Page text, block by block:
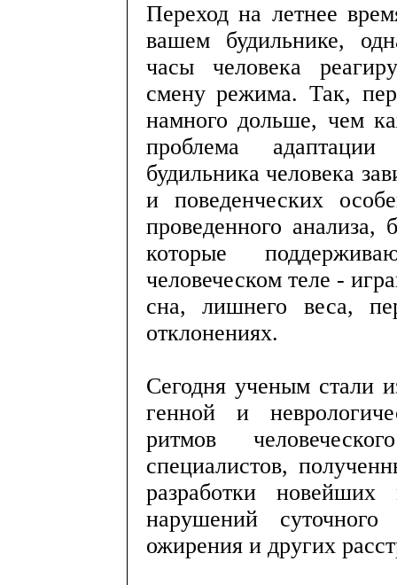
Переход на летнее
вашем будильнике,
часы человека
смену режима. Так,
намного дольше, чем
проблема адаптации
будильника человека
и поведенческих
проведенного
которые
человеческом теле -
сна, лишнего веса,
отклонениях.
Сегодня ученым стали
генной и
ритмов
специалистов,
разработки новейших
нарушений
ожирения и других